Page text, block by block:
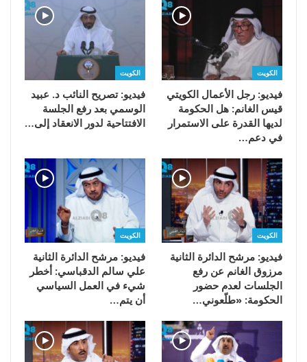
الكويت
فيديو: رجل الأعمال الكويتي
قيس الغانم: هل الحكومة
لديها القدرة على الاستمرار
في دعم…
الكويت
فيديو: تصريح النائب د. عبيد
الوسمي بعد رفع الجلسة
الافتتاحية لدور الانعقاد إلى…
الكويت
فيديو: مرشح الدائرة الثانية
مرزوق الغانم عن رفع
الجلسات لعدم حضور
الحكومة: «طلّعوني…
الكويت
فيديو: مرشح الدائرة الثانية
علي سالم الدقباسي: أخطر
شيء في العمل السياسي
أن يتم…